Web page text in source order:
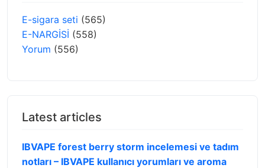
E-sigara seti (565)
E-NARGİSİ (558)
Yorum (556)
Latest articles
IBVAPE forest berry storm incelemesi ve tadım
notları – IBVAPE kullanıcı yorumları ve aroma